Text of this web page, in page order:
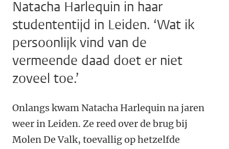
Natacha Harlequin in haar
studententijd in Leiden. ‘Wat ik
persoonlijk vind van de
vermeende daad doet er niet
zoveel toe.’
Onlangs kwam Natacha Harlequin na jaren
weer in Leiden. Ze reed over de brug bij
Molen De Valk, toevallig op hetzelfde